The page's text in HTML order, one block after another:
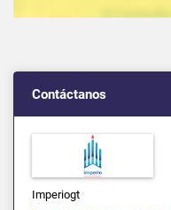
Contáctanos
Imperiogt